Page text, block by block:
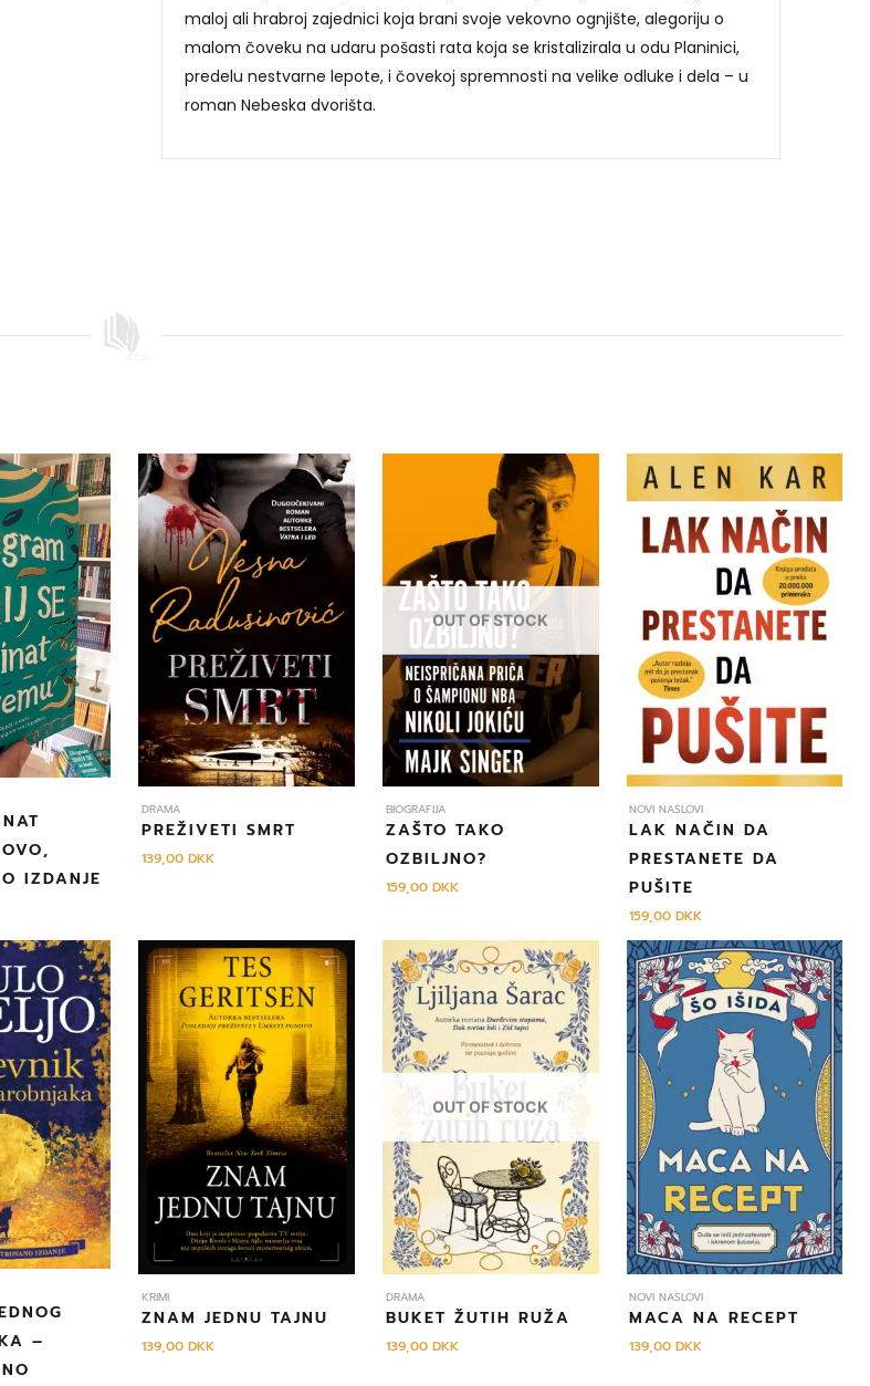
maloj ali hrabroj zajednici koja brani svoje vekovno ognjište, alegoriju o
malom čoveku na udaru pošasti rata koja se kristalizirala u odu Planinici,
predelu nestvarne lepote, i čovekoj spremnosti na velike odluke i dela – u
roman Nebeska dvorišta.
IZDANJE
DRAMA
PREŽIVETI SMRT
139,00 DKK
OUT OF STOCK
BIOGRAFIJA
ZAŠTO TAKO
OZBILJNO?
159,00 DKK
NOVI NASLOVI
LAK NAČIN DA
PRESTANETE DA
PUŠITE
159,00DKK
–
KRIMI
ZNAM JEDNU TAJNU
139,00 DKK
OUT OF STOCK
DRAMA
BUKET ŽUTIH RUŽA
139,00 DKK
NOVI NASLOVI
MACA NA RECEPT
139,00DKK